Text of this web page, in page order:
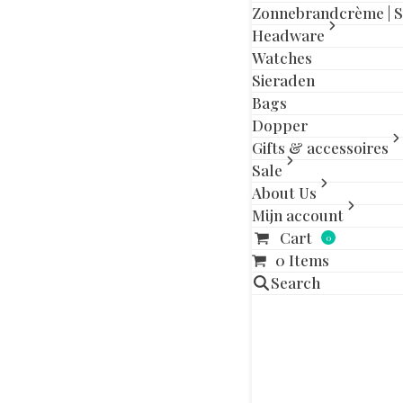
Zonnebrandcrème |
Headware
Watches
Sieraden
Bags
Dopper
Gifts & accessoires
Sale
About Us
Mijn account
Cart
0
0 Items
Search
slide
slide
Beschrijving
Dit
product